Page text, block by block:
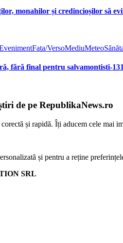
monahilor și credincioșilor să
Fata/VersoMediuMeteo
fără final pentru salvamontisti-
de pe RepublikaNews.ro
și rapidă. Îți aducem cele mai
și pentru a reține
SRL